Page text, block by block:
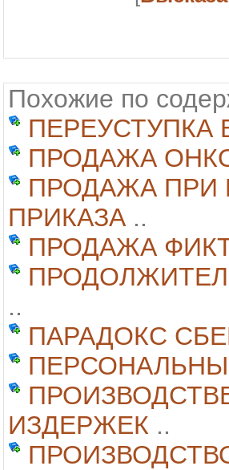
Похожие по
ПЕРЕУСТУПКА
ПРОДАЖА
ПРОДАЖА
ПРИКАЗА ..
ПРОДАЖА
..
ПАРАДОКС
ИЗДЕРЖЕК ..